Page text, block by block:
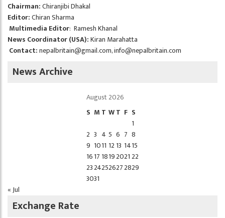
Chairman:Chiranjibi Dhakal
Editor:Chiran Sharma
Multimedia Editor: Ramesh Khanal
News Coordinator (USA):Kiran Marahatta
Contact:nepalbritain@gmail.com,info@nepalbritain.com
News Archive
August 2026
S M T WT F S
1
2 3 4 5 6 7 8
9 1011 12 13 1415
1617 1819202122
23242526272829
3031
« Jul
Exchange Rate